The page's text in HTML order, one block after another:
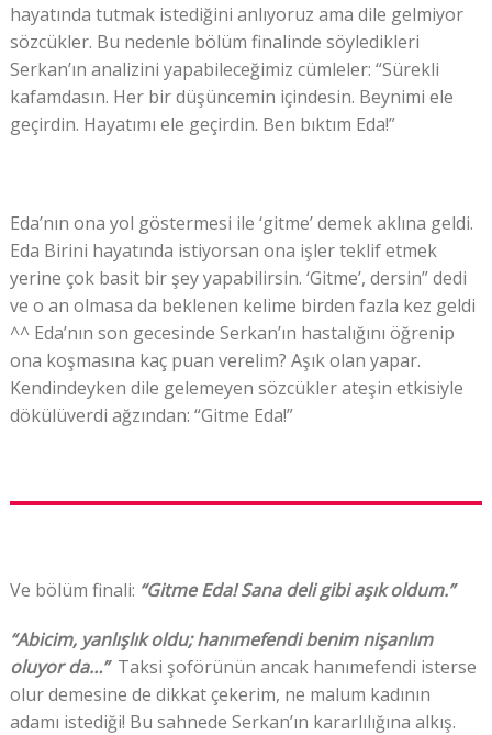
hayatında tutmak istediğini anlıyoruz ama dile gelmiyor
sözcükler. Bu nedenle bölüm finalinde söyledikleri
Serkan’ın analizini yapabileceğimiz cümleler: “Sürekli
kafamdasın. Her bir düşüncemin içindesin. Beynimi ele
geçirdin. Hayatımı ele geçirdin. Ben bıktım Eda!”
Eda’nın ona yol göstermesi ile ‘gitme’ demek aklına geldi.
Eda Birini hayatında istiyorsan ona işler teklif etmek
yerine çok basit bir şey yapabilirsin. ‘Gitme’, dersin” dedi
ve o an olmasa da beklenen kelime birden fazla kez geldi
^^ Eda’nın son gecesinde Serkan’ın hastalığını öğrenip
ona koşmasına kaç puan verelim? Aşık olan yapar.
Kendindeyken dile gelemeyen sözcükler ateşin etkisiyle
dökülüverdi ağzından: “Gitme Eda!”
Ve bölüm finali: “Gitme Eda! Sana deli gibi aşık oldum.”
“Abicim, yanlışlık oldu; hanımefendi benim nişanlım
oluyor da…” Taksi şoförünün ancak hanımefendi isterse
olur demesine de dikkat çekerim, ne malum kadının
adamı istediği! Bu sahnede Serkan’ın kararlılığına alkış.